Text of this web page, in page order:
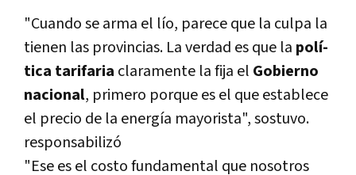
"Cuando se arma el lí­o, parece que la culpa la
tienen las provincias. La verdad es que la polí­
tica tarifaria claramente la fija el Gobierno
nacional, primero porque es el que establece
el precio de la energí­a mayorista", sostuvo.
responsabilizó
"Ese es el costo fundamental que nosotros